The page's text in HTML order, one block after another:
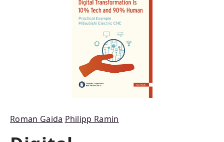
Roman Gaida Philipp Ramin